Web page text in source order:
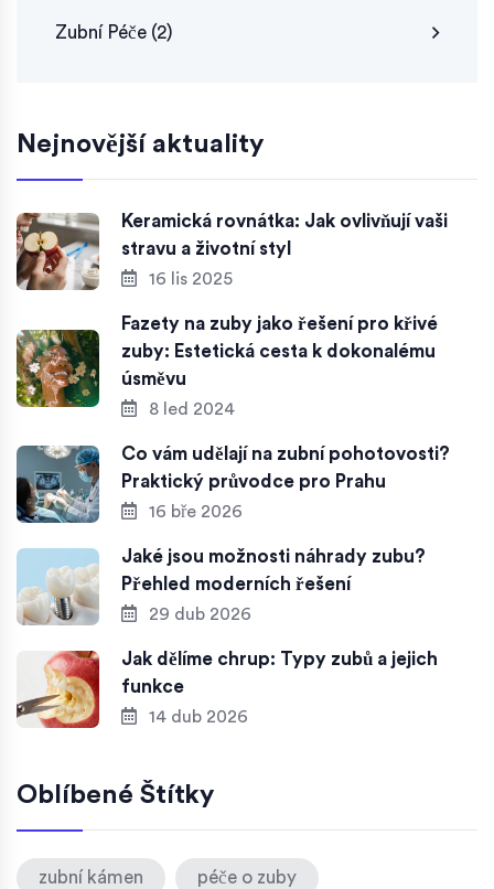
Zubní Péče (2)
Nejnovější aktuality
Keramická rovnátka: Jak ovlivňují vaši
stravu a životní styl
16 lis 2025
Fazety na zuby jako řešení pro křivé
zuby: Estetická cesta k dokonalému
úsměvu
8 led 2024
Co vám udělají na zubní pohotovosti?
Praktický průvodce pro Prahu
16 bře 2026
Jaké jsou možnosti náhrady zubu?
Přehled moderních řešení
29 dub 2026
Jak dělíme chrup: Typy zubů a jejich
funkce
14 dub 2026
Oblíbené Štítky
zubní kámen péče o zuby